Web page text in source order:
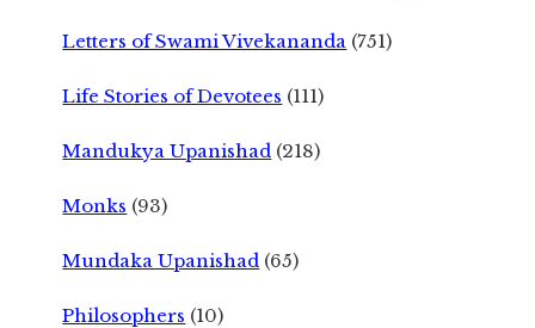
Letters of Swami Vivekananda (751)
Life Stories of Devotees (111)
Mandukya Upanishad (218)
Monks (93)
Mundaka Upanishad (65)
Philosophers (10)